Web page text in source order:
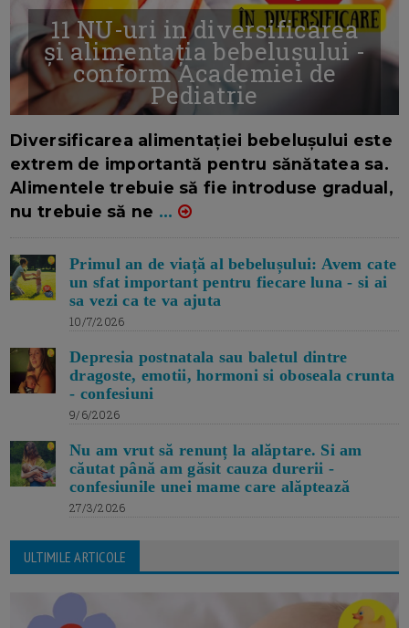
11 NU-uri in diversificarea
și alimentația bebelușului -
conform Academiei de
Pediatrie
Diversificarea alimentației bebelușului este
extrem de importantă pentru sănătatea sa.
Alimentele trebuie să fie introduse gradual,
nu trebuie să ne ...
Primul an de viață al bebelușului: Avem cate
un sfat important pentru fiecare luna - si ai
sa vezi ca te va ajuta
10/7/2026
Depresia postnatala sau baletul dintre
dragoste, emotii, hormoni si oboseala crunta
- confesiuni
9/6/2026
Nu am vrut să renunț la alăptare. Si am
căutat până am găsit cauza durerii -
confesiunile unei mame care alăptează
27/3/2026
ULTIMILE ARTICOLE